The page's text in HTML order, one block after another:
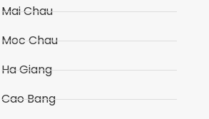
Mai Chau
Moc Chau
Ha Giang
Cao Bang